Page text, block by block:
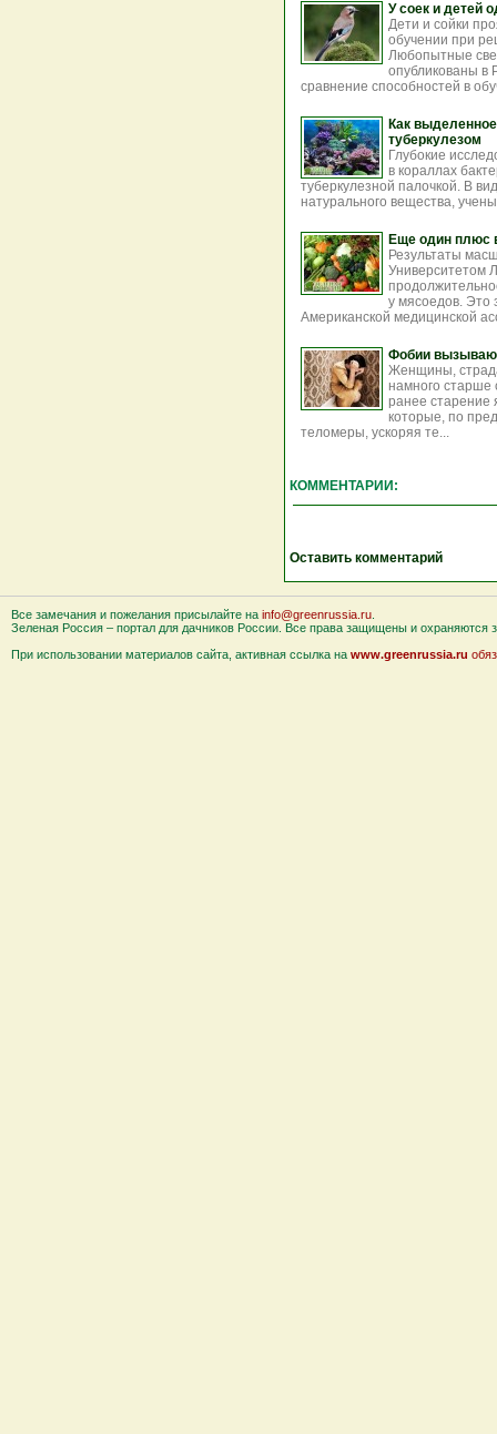
У соек и детей
Дети и сойки
обучении при
Любопытные
опубликованы в
сравнение способностей в
Как
туберкулезом
Глубокие
в кораллах
туберкулезной палочкой. В
натурального вещества,
Еще один плюс
Результаты
Университетом
у мясоедов. Это
Американской медицинской
Фобии
Женщины,
намного старше
ранее старение
которые, по
теломеры, ускоряя те...
КОММЕНТАРИИ:
Оставить комментарий
Все замечания и пожелания присылайте на info@greenrussia.ru
Зеленая Россия – портал для дачников России. Все права защищены и охраняются
При использовании материалов сайта, активная ссылка на www.greenrussia.ru